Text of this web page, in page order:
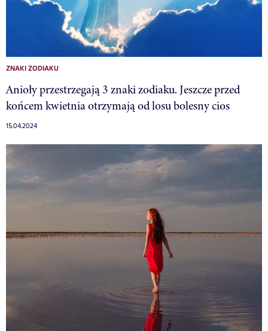
ZNAKI ZODIAKU
Anioły przestrzegają 3 znaki zodiaku. Jeszcze przed
końcem kwietnia otrzymają od losu bolesny cios
15.04.2024